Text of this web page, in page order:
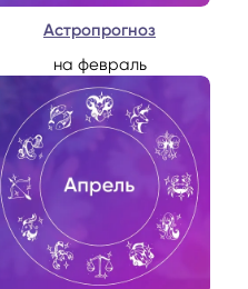
Астропрогноз
на февраль